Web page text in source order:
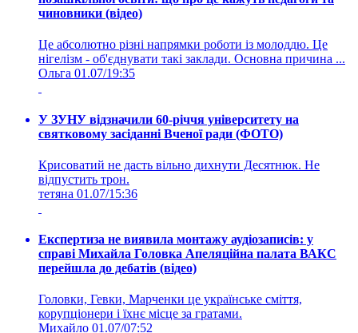
чиновники (відео)
Це абсолютно різні напрямки роботи із молоддю. Це
нігелізм - об'єднувати такі заклади. Основна причина ...
Ольга 01.07/19:35
У ЗУНУ відзначили 60-річчя університету на
святковому засіданні Вченої ради (ФОТО)
Крисоватий не дасть вільно дихнути Десятнюк. Не
відпустить трон.
тетяна 01.07/15:36
Експертиза не виявила монтажу аудіозаписів: у
справі Михайла Головка Апеляційна палата ВАКС
перейшла до дебатів (відео)
Головки, Гевки, Марченки це українське сміття,
корупціонери і їхнє місце за гратами.
Михайло 01.07/07:52